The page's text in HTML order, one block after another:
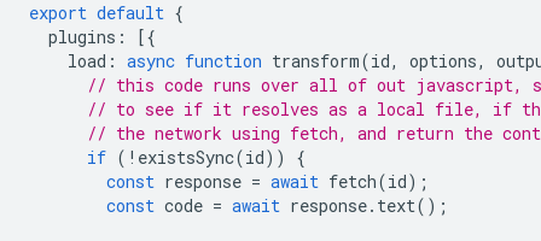
export default {
plugins :
[{
load : async function transform(id, options,
// this code runs over all of out javascript,
// to see if it resolves as a local file, if
// the network using fetch, and return the
if ( ! existsSync(id))
{
const response = await fetch(id);
const code = await response. text();